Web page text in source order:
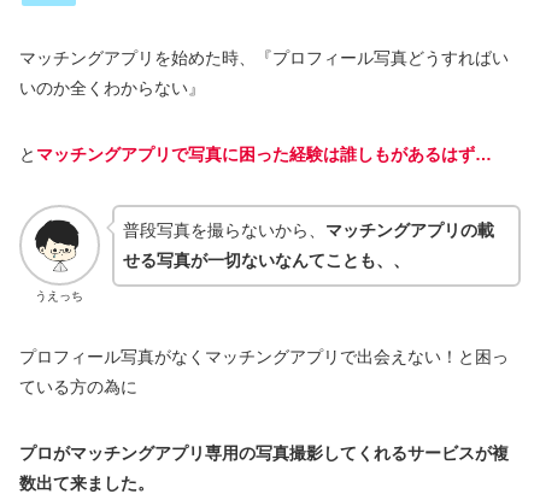
マッチングアプリを始めた時、『プロフィール写真どうすればい
いのか全くわからない』
と マッチングアプリで写真に困った経験は誰しもがあるはず…
うえっち
普段写真を撮らないから、 マッチングアプリの載
せる写真が一切ないなんてことも、、
プロフィール写真がなくマッチングアプリで出会えない！と困っ
ている方の為に
プロがマッチングアプリ専用の写真撮影してくれるサービスが複
数出て来ました。